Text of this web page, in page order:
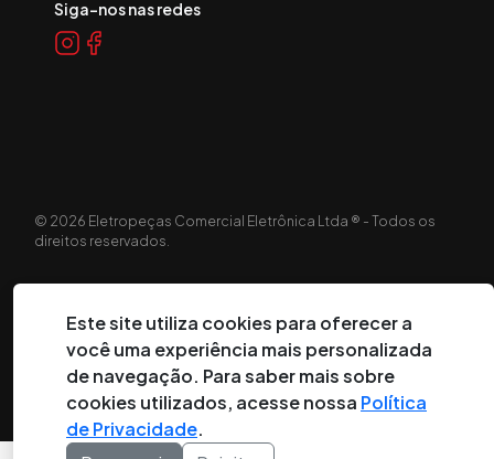
Siga-nos nas redes
© 2026 Eletropeças Comercial Eletrônica Ltda ® - Todos os
direitos reservados.
Este site utiliza cookies para oferecer a
você uma experiência mais personalizada
de navegação. Para saber mais sobre
cookies utilizados, acesse nossa Política
de Privacidade.